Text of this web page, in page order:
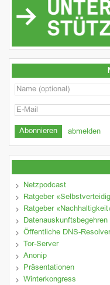
abmelden
Netzpodcast
Ratgeber
Ratgeber
Datenauskunftsbegehren
Öffentliche DNS-Resolver
Tor-Server
Anonip
Präsentationen
Winterkongress